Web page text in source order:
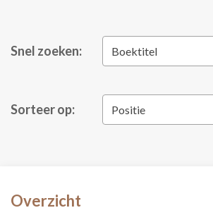
Snel zoeken: Boektitel
Sorteer op: Positie
Overzicht